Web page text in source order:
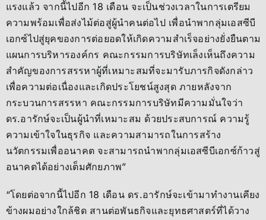
แรงแล้ว จากนี้ไปอีก 18 เดือน จะเป็นช่วงเวลาในการเตรียม
ความพร้อมเพื่อส่งไม้ต่อสู่ผู้นำคนต่อไป เพื่อนำพากลุ่มเอสซีบี
เอกซ์ไปสู่ยุคของการต่อยอดให้เกิดความสำเร็จอย่างยั่งยืนตาม
แผนการบริหารองค์กร คณะกรรมการบริษัทเล็งเห็นถึงความ
สำคัญของการสรรหาผู้ที่เหมาะสมที่จะมารับภารกิจดังกล่าว
เพื่อความต่อเนื่องและเกิดประโยชน์สูงสุด ภายหลังจาก
กระบวนการสรรหา คณะกรรมการบริษัทมีความมั่นใจว่า
ดร.อารักษ์จะเป็นผู้นำที่เหมาะสม ด้วยประสบการณ์ ความรู้
ความเข้าใจในธุรกิจ และความสามารถในการสร้าง
นวัตกรรมเพื่ออนาคต จะสามารถนำพากลุ่มเอสซีบีเอกซ์ก้าวสู่
อนาคตได้อย่างเต็มศักยภาพ”
“โดยต่อจากนี้ไปอีก 18 เดือน ดร.อารักษ์จะเข้ามาทำงานเคียง
ข้างผมอย่างใกล้ชิด สานต่อพันธกิจและยุทธศาสตร์ที่ได้วาง